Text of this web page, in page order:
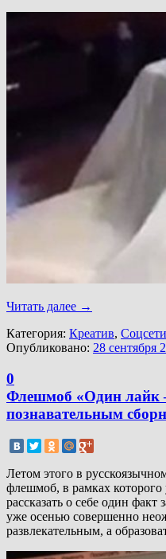
Читать далее →
Категория: Креатив, Соцсети
Опубликовано: 28 сентября
0
Флешмоб «Один лайк
познавательным
Летом этого в
флешмоб, в рамках
рассказать о себе один
уже осенью совершенно
развлекательным, а